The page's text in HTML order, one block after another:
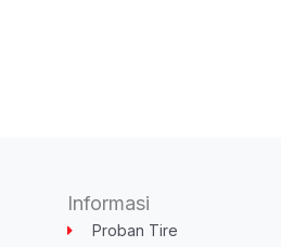
Informasi
Proban Tire